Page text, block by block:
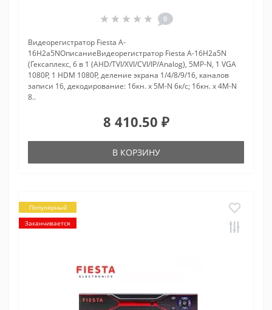
0
Видеорегистратор Fiesta A-
16H2a5NОписаниеВидеорегистратор Fiesta A-16H2a5N
(Гексаплекс, 6 в 1 (AHD/TVI/XVI/CVI/IP/Analog), 5МP-N, 1 VGA
1080P, 1 HDM 1080P, деление экрана 1/4/8/9/16, каналов
записи 16, декодирование: 16кн. х 5M-N 6к/с; 16кн. х 4M-N
8..
8 410.50 ₽
В КОРЗИНУ
Популярный
Заканчивается